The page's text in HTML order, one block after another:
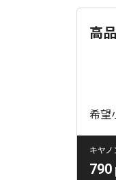
高
希望
キヤ
790